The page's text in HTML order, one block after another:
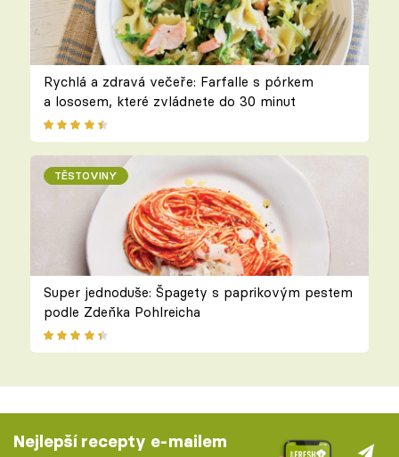
Rychlá a zdravá večeře: Farfalle s pórkem
a lososem, které zvládnete do 30 minut
TĚSTOVINY
Super jednoduše: Špagety s paprikovým pestem
podle Zdeňka Pohlreicha
Nejlepší recepty e-mailem